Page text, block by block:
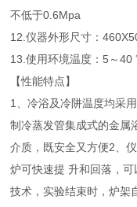
不低于0.6Mpa
12.仪器外形尺寸：
13.使用环境温度：5～
【性能特点】
1、冷浴及冷阱温度均采
制冷蒸发管集成式的金属
介质，既安全又方便2、
炉可快速提 升和回落，
技术，实验结束时，炉架